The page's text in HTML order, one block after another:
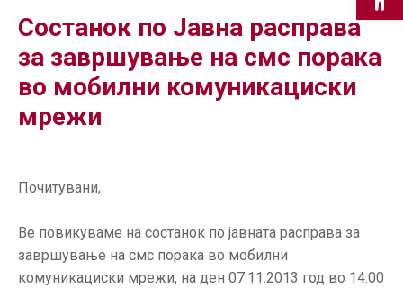
ДОКУМЕНТИ
РФ
СПЕКТАР
ТЕЛЕКОМУНИКАЦИИ
НА
Состанок по Јавна расправа
за завршување на смс порака
во мобилни комуникациски
мрежи
Почитувани,
Ве повикуваме на состанок по јавната расправа за
завршување на смс порака во мобилни
комуникациски мрежи, на ден 07.11.2013 год во 14.00